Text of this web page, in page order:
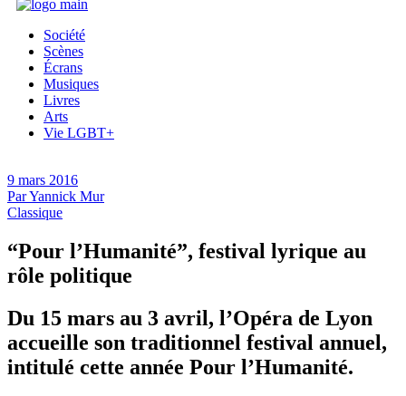
Société
Scènes
Écrans
Musiques
Livres
Arts
Vie LGBT+
9 mars 2016
ParYannick Mur
Classique
“Pour l’Humanité”, festival lyrique au
rôle politique
Du 15 mars au 3 avril, l’Opéra de Lyon
accueille son traditionnel festival annuel,
intitulé cette année Pour l’Humanité.